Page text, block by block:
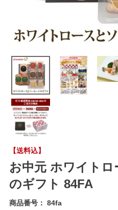
【送料込】
お中元 ホワイト
のギフト 84FA
商品番号 84fa